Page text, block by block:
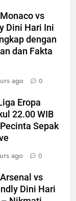
vs
Dini Hari Ini
dengan
dan Fakta
ago 0
Eropa
22.00 WIB
Sepak
ago 0
vs
Dini Hari